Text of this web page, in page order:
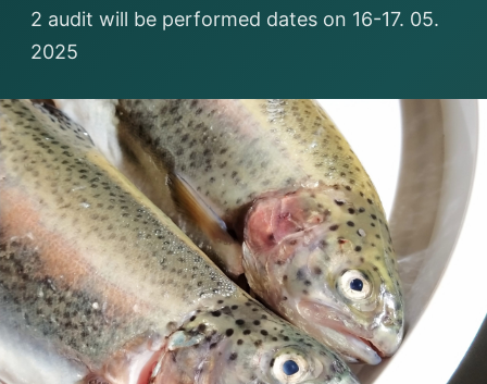
2 audit will be performed dates on 16-17. 05.
2025